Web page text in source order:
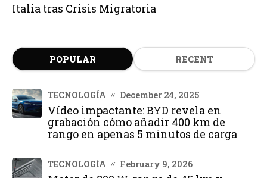
Italia tras Crisis Migratoria
POPULAR RECENT
TECNOLOGÍA December 24, 2025
Vídeo impactante: BYD revela en
grabación cómo añadir 400 km de
rango en apenas 5 minutos de carga
TECNOLOGÍA February 9, 2026